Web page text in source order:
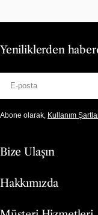
Bize Ulaşın
Hakkımızda
Yeniliklerden
posta
Abone olarak, Kullanım